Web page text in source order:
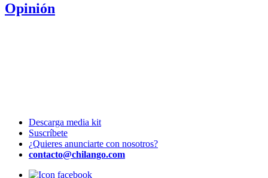
Opinión
Descarga media kit
Suscríbete
¿Quieres anunciarte con nosotros?
contacto@chilango.com